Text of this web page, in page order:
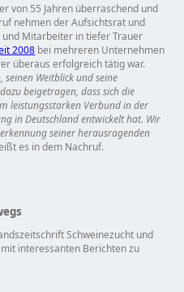
von 55 Jahren überraschend und
nehmen der Aufsichtsrat und
Mitarbeiter in tiefer Trauer
2008 bei mehreren Unternehmen
überaus erfolgreich tätig war.
Weitblick und seine
beigetragen, dass sich die
leistungsstarken Verbund in der
in Deutschland entwickelt hat. Wir
seiner herausragenden
es in dem Nachruf.
Schweinezucht und
interessanten Berichten zu